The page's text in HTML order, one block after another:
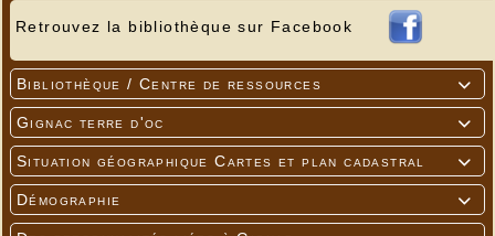
Retrouvez la bibliothèque sur Facebook

Bibliothèque / Centre de ressources

Gignac terre d'oc

Situation géographique Cartes et plan cadastral

Démographie